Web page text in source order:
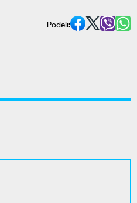
Podeli: